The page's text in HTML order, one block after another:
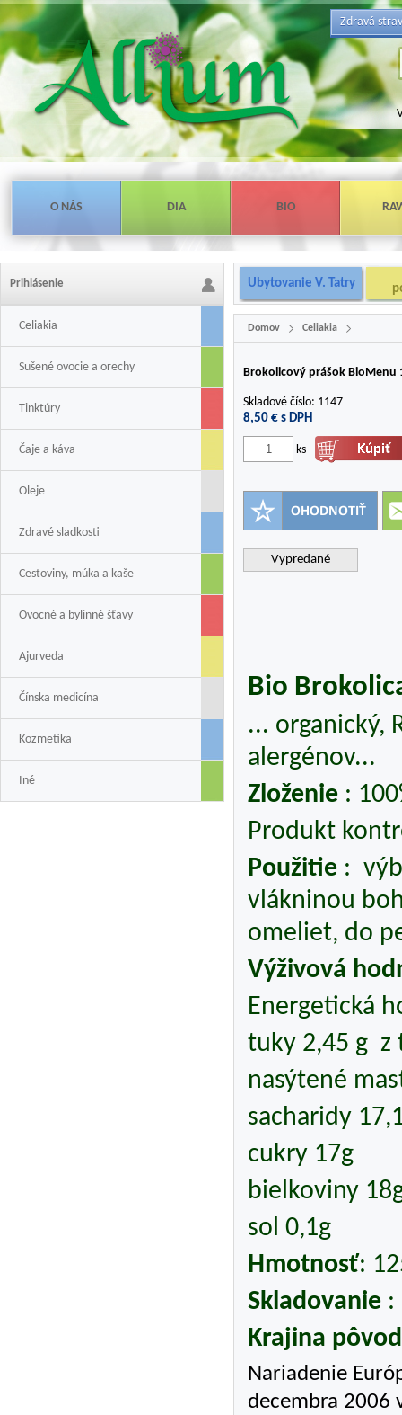
Zdravá
O NÁS DIA BIO
Prihlásenie
Celiakia
Sušené ovocie a orechy
Tinktúry
Čaje a káva
Oleje
Zdravé sladkosti
Cestoviny, múka a kaše
Ovocné a bylinné šťavy
Ajurveda
Čínska medicína
Kozmetika
Iné
Ubytovanie V. Tatry
Domov Celiakia
Brokolicový prášok BioMenu
Skladové číslo: 1147
8,50 € s DPH
ks
Vypredané
Bio
... organický,
alergénov...
Zloženie :
Produkt
Použitie :
vlákninou
omeliet, do
Výživová
Energetická
tuky 2,45 g z
nasýtené
sacharidy
cukry 17g
bielkoviny
sol 0,1g
Hmotnosť:
Skladovanie :
Krajina
Nariadenie
decembra 2006